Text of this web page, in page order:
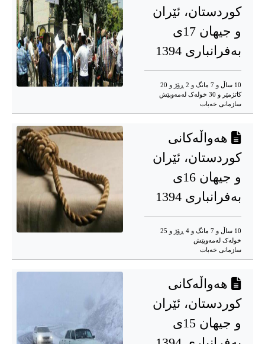
کوردستان، ئێران
و جیهان 17ی
بەفرانباری 1394
10 ساڵ و 7 مانگ و 2 ڕۆژ و 20
کاتژمێر و 30 خوله‌ک له‌مه‌وپێش‌
سازمانی خەبات
هەواڵەکانی
کوردستان، ئێران
و جیهان 16ی
بەفرانباری 1394
10 ساڵ و 7 مانگ و 4 ڕۆژ و 25
خوله‌ک له‌مه‌وپێش‌
سازمانی خەبات
هەواڵەکانی
کوردستان، ئێران
و جیهان 15ی